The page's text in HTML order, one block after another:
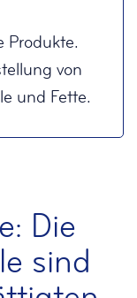
Produkte.
von
und Fette.
Die
sind